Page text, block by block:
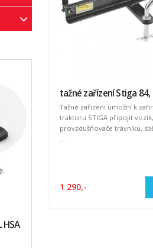
tažné zařízení Stiga 84,
Tažné zařízení umožní k
traktoru STIGA připojit
provzdušňovače trávníku,
1 290,-